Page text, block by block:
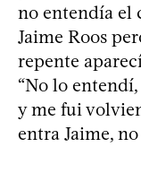
no entendía el
Jaime Roos
repente
“No lo
y me fui
entra Jaime, no